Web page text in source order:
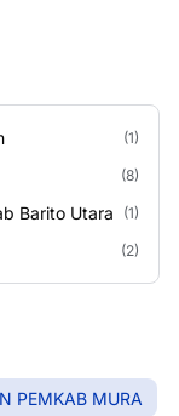
(1)
(8)
Barito Utara (1)
(2)
PEMKAB MURA